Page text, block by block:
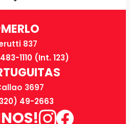
MERLO
837
1110 (Int. 123)
3697
49-2663